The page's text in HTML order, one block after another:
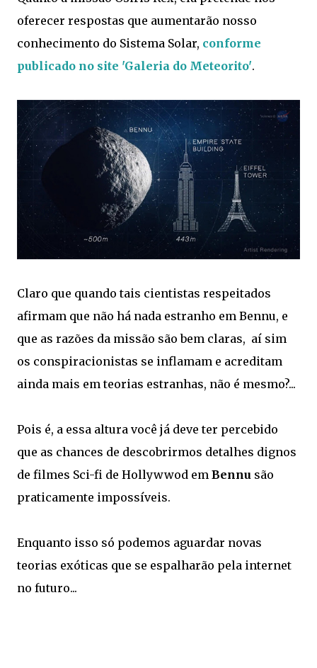
oferecer respostas que aumentarão nosso
conhecimento do Sistema Solar, conforme
publicado no site 'Galeria do Meteorito'.
Claro que quando tais cientistas respeitados
afirmam que não há nada estranho em Bennu, e
que as razões da missão são bem claras, aí sim
os conspiracionistas se inflamam e acreditam
ainda mais em teorias estranhas, não é mesmo?...
Pois é, a essa altura você já deve ter percebido
que as chances de descobrirmos detalhes dignos
de filmes Sci-fi de Hollywwod em Bennu são
praticamente impossíveis.
Enquanto isso só podemos aguardar novas
teorias exóticas que se espalharão pela internet
no futuro...